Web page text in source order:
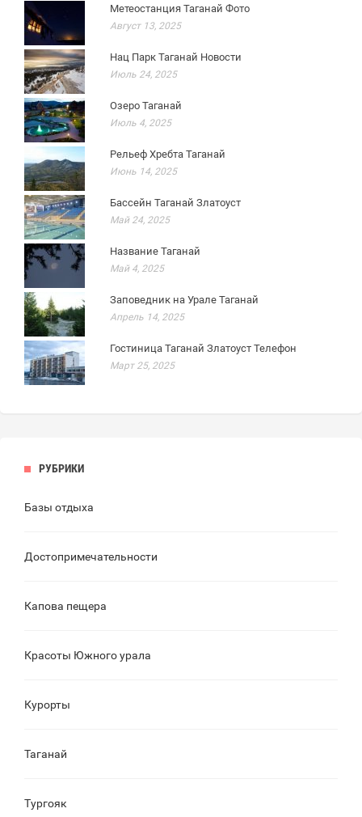
Метеостанция Таганай Фото
Август 13, 2025
Нац Парк Таганай Новости
Июль 24, 2025
Озеро Таганай
Июль 4, 2025
Рельеф Хребта Таганай
Июнь 14, 2025
Бассейн Таганай Златоуст
Май 24, 2025
Название Таганай
Май 4, 2025
Заповедник на Урале Таганай
Апрель 14, 2025
Гостиница Таганай Златоуст Телефон
Март 25, 2025
РУБРИКИ
Базы отдыха
Достопримечательности
Капова пещера
Красоты Южного урала
Курорты
Таганай
Тургояк